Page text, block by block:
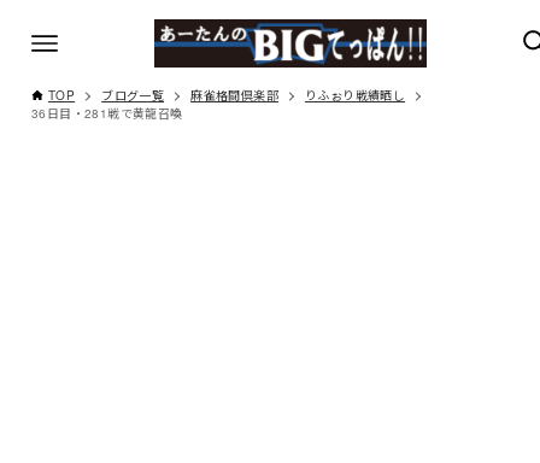
TOP ブログ一覧 麻雀格闘倶楽部
りふぉり戦績晒し
36日目・281戦で黄龍召喚